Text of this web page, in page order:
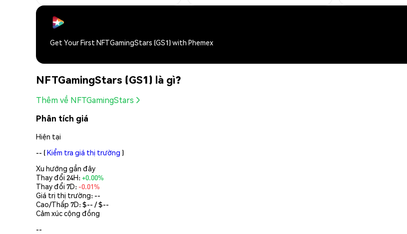
Get Your First NFTGamingStars (GS1) with Phemex
NFTGamingStars (GS1) là gì?
Thêm về NFTGamingStars
Phân tích giá
Hiện tại
-- (Kiểm tra giá thị trường )
Xu hướng gần đây
Thay đổi 24H:+0.00%
Thay đổi 7D: -0.01%
Giá trị thị trường: --
Cao/Thấp 7D: $-- / $--
Cảm xúc cộng đồng
--